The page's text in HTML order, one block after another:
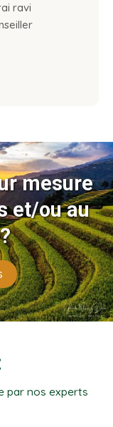
ravi
mesure
et/ou au
par nos experts